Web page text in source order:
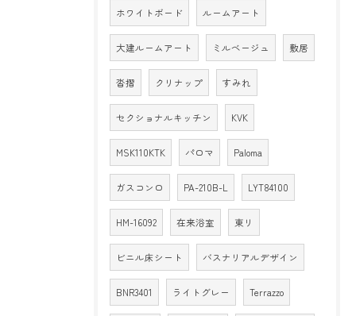
ホワイトボード ルームアート
大建ルームアート ミルベージュ 敷居
沓摺 クリナップ すみれ
セクショナルキッチン KVK
MSK110KTK パロマ Paloma
ガスコンロ PA-210B-L LYT84100
HM-16092 在来浴室 東リ
ビニル床シート バスナリアルデザイン
BNR3401 ライトグレー Terrazzo